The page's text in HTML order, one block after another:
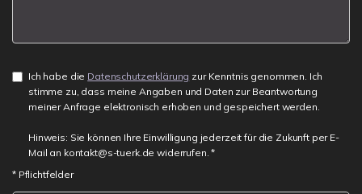
Ich habe die Datenschutzerklärung zur Kenntnis genommen. Ich
stimme zu, dass meine Angaben und Daten zur Beantwortung
meiner Anfrage elektronisch erhoben und gespeichert werden.
Hinweis: Sie können Ihre Einwilligung jederzeit für die Zukunft per E-
Mail an kontakt@s-tuerk.de widerrufen. *
* Pflichtfelder